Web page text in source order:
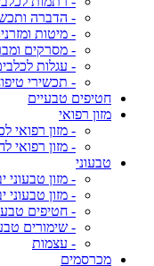
- הדברה
- מיטות
- מסרקים
- עגלות
- תכשירי
חטיפים טבעיים
מזון רפואי
- מזון רפואי
- מזון רפואי
טבעוני
- מזון טבעוני
- מזון טבעוני
- חטיפים
- שימורים
- עצמות
מכרסמים